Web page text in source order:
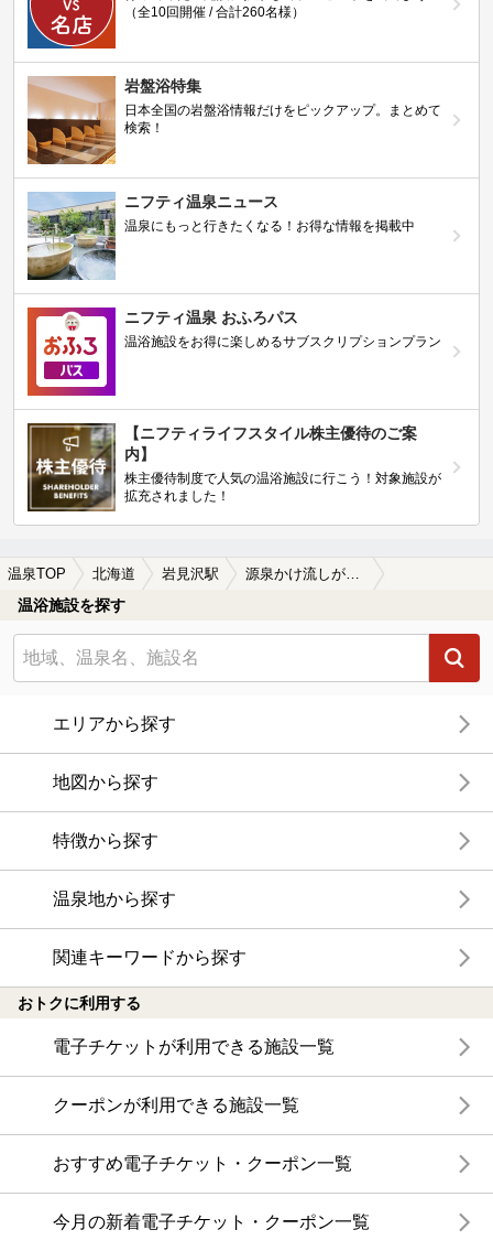
（全10回開催 / 合計260名様）
岩盤浴特集
日本全国の岩盤浴情報だけをピックアップ。まとめて
検索！
ニフティ温泉ニュース
温泉にもっと行きたくなる！お得な情報を掲載中
ニフティ温泉 おふろパス
温浴施設をお得に楽しめるサブスクリプションプラン
【ニフティライフスタイル株主優待のご案
内】
株主優待制度で人気の温浴施設に行こう！対象施設が
拡充されました！
温泉TOP 北海道 岩見沢駅
温浴施設を探す
エリアから探す
地図から探す
特徴から探す
温泉地から探す
関連キーワードから探す
おトクに利用する
電子チケットが利用できる施設一覧
クーポンが利用できる施設一覧
おすすめ電子チケット・クーポン一覧
今月の新着電子チケット・クーポン一覧